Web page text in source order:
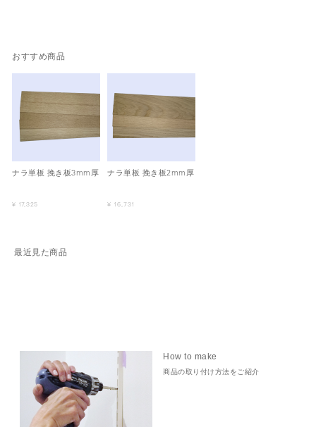
おすすめ商品
ナラ単板 挽き板3mm厚
¥ 17,325
ナラ単板 挽き板2mm厚
¥ 16,731
最近見た商品
How to make
商品の取り付け方法をご紹介